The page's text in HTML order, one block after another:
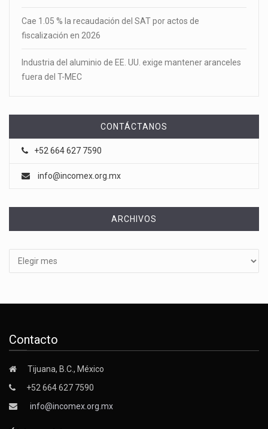
Cae 1.05 % la recaudación del SAT por actos de
fiscalización en 2026
Industria del aluminio de EE. UU. exige mantener aranceles
fuera del T-MEC
CONTÁCTANOS
+52 664 627 7590
info@incomex.org.mx
ARCHIVOS
Contacto
Tijuana, B.C., México
+52 664 627 7590
info@incomex.org.mx